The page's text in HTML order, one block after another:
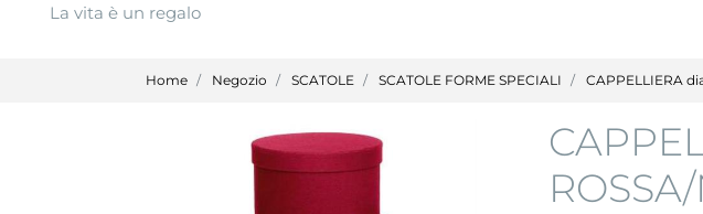
La vita è un regalo
Home Negozio SCATOLE SCATOLE FORME SPECIALI CAPPELLIERA